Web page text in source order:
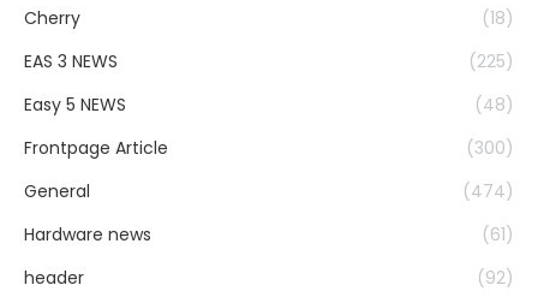
Cherry
(18)
EAS 3 NEWS
(225)
Easy 5 NEWS
(48)
Frontpage Article
(300)
General
(474)
Hardware news
(61)
header
(92)